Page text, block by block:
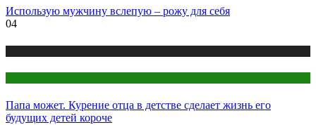
Использую мужчину вслепую – рожу для себя
04
Папа может. Курение отца в детстве сделает жизнь его
будущих детей короче